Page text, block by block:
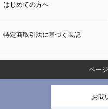
はじめての方へ
特定商取引法に基づく表記
ペー
お問